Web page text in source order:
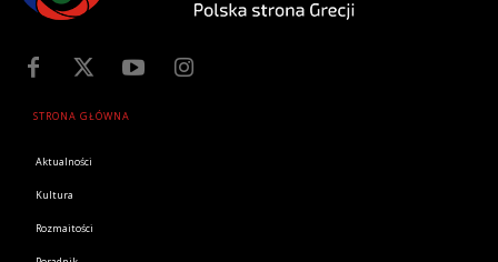
STRONA GŁÓWNA
Aktualności
Kultura
Rozmaitości